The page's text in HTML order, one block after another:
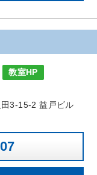
教室HP
3-15-2 益戸ビル